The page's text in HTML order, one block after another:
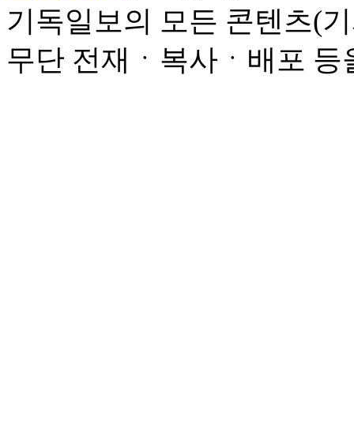
기독일보의 모든 콘텐츠(
무단 전재ㆍ복사ㆍ배포 등